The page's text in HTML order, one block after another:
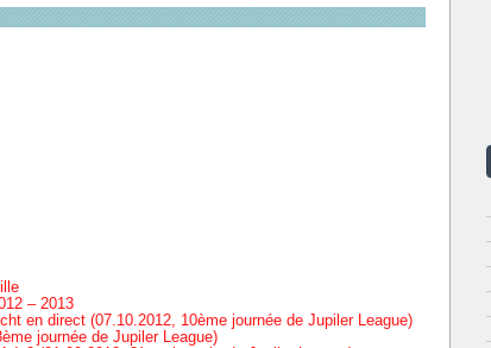
– 2013
en direct (07.10.2012, 10ème journée de Jupiler League)
journée de Jupiler League)